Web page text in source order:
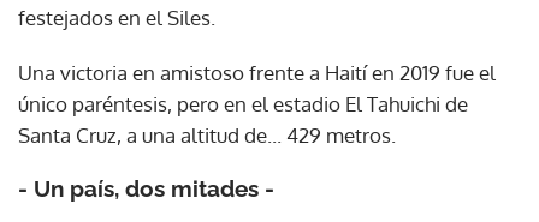
festejados en el Siles.
Una victoria en amistoso frente a Haití en 2019 fue el
único paréntesis, pero en el estadio El Tahuichi de
Santa Cruz, a una altitud de... 429 metros.
- Un país, dos mitades -